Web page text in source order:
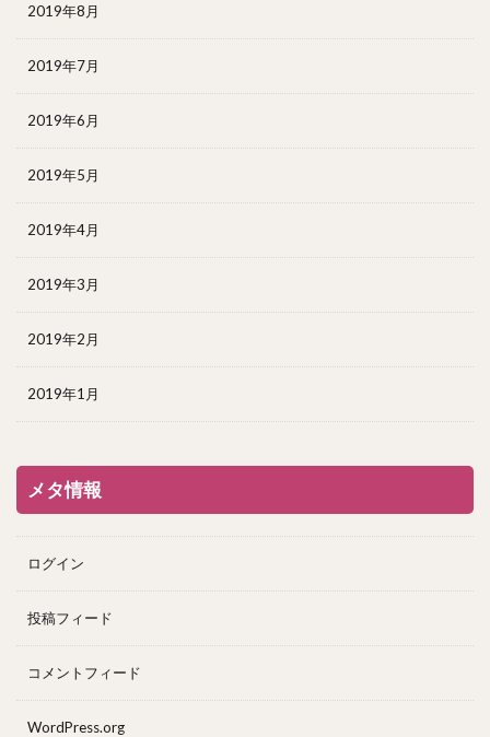
2019年8月
2019年7月
2019年6月
2019年5月
2019年4月
2019年3月
2019年2月
2019年1月
メタ情報
ログイン
投稿フィード
コメントフィード
WordPress.org